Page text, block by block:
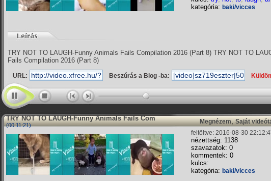
kategória: baki/vicces
TRY NOT TO LAUGH-Funny Animals Fails Compilation 2016 (Part 8) TRY NOT TO
Fails Compilation 2016 (Part 8)
URL: Beszúrás a Blog -ba:
TRY NOT TO LAUGH-Funny Animals Fails Com
(00:11:21) Megnézem,Saját
feltöltve: 2016-08-30
nézettség: 1138
szavazatok: 0
kommentek: 0
kulcs:
kategória: baki/vicces